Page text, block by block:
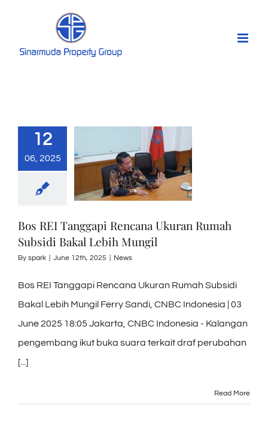
content
12
06, 2025
Bos REI Tanggapi Rencana Ukuran Rumah
Subsidi Bakal Lebih Mungil
By spark June 12th, 2025 News
Bos REI Tanggapi Rencana Ukuran Rumah Subsidi
Bakal Lebih Mungil Ferry Sandi, CNBC Indonesia | 03
June 2025 18:05 Jakarta, CNBC Indonesia - Kalangan
pengembang ikut buka suara terkait draf perubahan
[...]
Read More